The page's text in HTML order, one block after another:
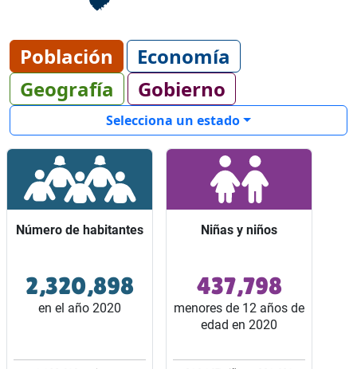
Población
Economía
Geografía
Gobierno
Selecciona un estado
Número de habitantes
2,320,898
en el año 2020
Número de habitantes
Ocupó el lugar 22 entre
los 32 estados del país.
Niñas y niños
437,798
menores de 12 años de
edad en 2020
Niñas y niños
Representaron 2 de
cada 10 habitantes del
estado.